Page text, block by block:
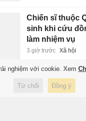
Chiến sĩ thuộc
sinh khi cứu
làm nhiệm vụ
3 giờ trước Xã hội
Dự báo thời tiết
Bộ mưa dông,
nghiệm với cookie. Xem
Từ chối Đồng ý